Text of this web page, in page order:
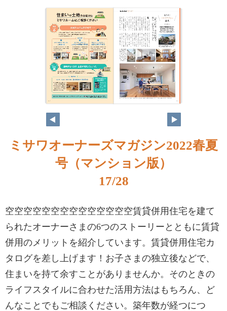
ミサワオーナーズマガジン2022春夏
号（マンション版）
17/28
空空空空空空空空空空空空空空賃貸併用住宅を建て
られたオーナーさまの6つのストーリーとともに賃貸
併用のメリットを紹介しています。賃貸併用住宅カ
タログを差し上げます！お子さまの独立後などで、
住まいを持て余すことがありませんか。そのときの
ライフスタイルに合わせた活用方法はもちろん、ど
んなことでもご相談ください。築年数が経つにつ